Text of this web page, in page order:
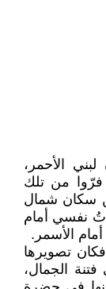
الأحمر،
فرّوا من تلك
سكان شمال
نفسي أمام
الأسمر.
تصويرها
فتنة الجمال،